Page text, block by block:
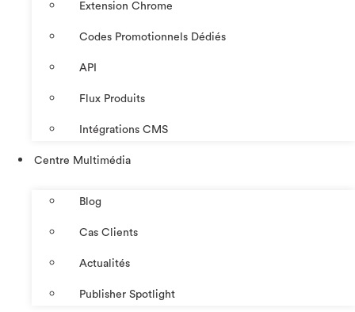
Extension Chrome
Codes Promotionnels Dédiés
API
Flux Produits
Intégrations CMS
Centre Multimédia
Blog
Cas Clients
Actualités
Publisher Spotlight